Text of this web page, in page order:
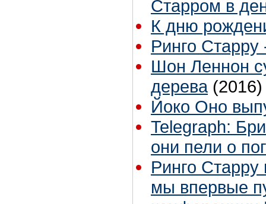
Старром в
К дню
Ринго Старру
Шон Леннон
дерева (2016)
Йоко Оно
Telegraph:
они пели о
Ринго
мы впервые